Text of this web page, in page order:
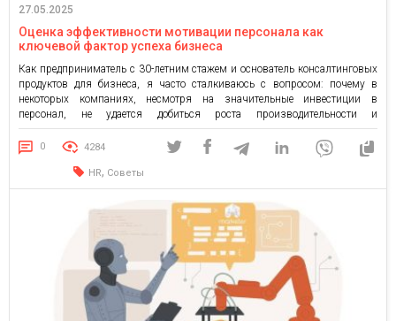
27.05.2025
Оценка эффективности мотивации персонала как
ключевой фактор успеха бизнеса
Как предприниматель с 30-летним стажем и основатель консалтинговых
продуктов для бизнеса, я часто сталкиваюсь с вопросом: почему в
некоторых компаниях, несмотря на значительные инвестиции в
персонал, не удается добиться роста производительности и
вовлеченности сотрудников? Исследования Gallup показывают, что всего
лишь 15% работников по всему миру демонстрируют подлинную
вовлеченность в свою деятельность. Это шокирующая цифра, учитывая,
0 4284
HR, Советы